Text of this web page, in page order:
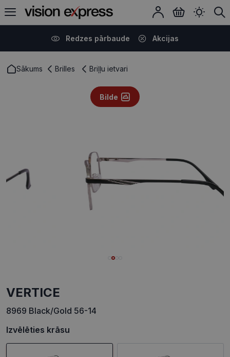
Redzes pārbaude Akcijas
Sākums Brilles Briļļu ietvari
Bilde
VERTICE
8969 Black/Gold 56-14
Izvēlēties krāsu